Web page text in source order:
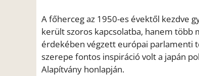
A főherceg az 1950-es évektől kezdve
került szoros kapcsolatba, hanem több
érdekében végzett európai parlamenti
szerepe fontos inspiráció volt a japán
Alapítvány honlapján.